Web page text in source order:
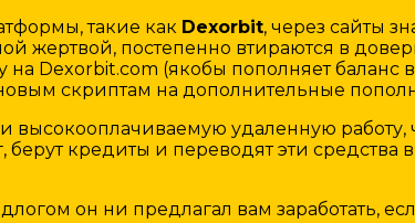
такие как Dexorbit, через сайты
жертвой, постепенно втираются в
Dexorbit.com (якобы пополняет баланс
скриптам на дополнительные
удаленную работу,
кредиты и переводят эти средства
он ни предлагал вам заработать,